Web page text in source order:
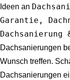
Ideen an
Garantie,
Dachsanierung
Dachsanierungen
Wunsch treffen.
Dachsanierungen